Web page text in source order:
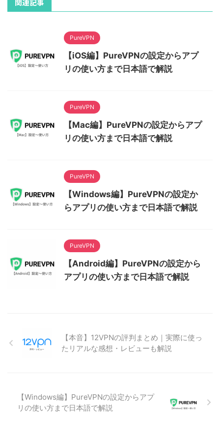
関連記事
PureVPN
【iOS編】PureVPNの設定からアプ
リの使い方まで日本語で解説
PureVPN
【Mac編】PureVPNの設定からアプ
リの使い方まで日本語で解説
PureVPN
【Windows編】PureVPNの設定か
らアプリの使い方まで日本語で解説
PureVPN
【Android編】PureVPNの設定から
アプリの使い方まで日本語で解説
【本音】12VPNの評判まとめ｜実際に使っ
たリアルな感想・レビューも解説
【Windows編】PureVPNの設定からアプ
リの使い方まで日本語で解説